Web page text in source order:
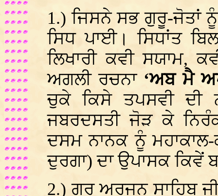
1.) ਜਿਸਨੇ ਸਭ ਗੁਰੂ-ਜੋਤਾਂ
ਸਿਧ ਪਾਈ। ਸਿਧਾਂਤ
ਲਿਖਾਰੀ ਕਵੀ ਸਯਾਮ,
ਅਗਲੀ ਰਚਨਾ ‘ਅਬ ਮੈ
ਚੁਕੇ ਕਿਸੇ ਤਪਸਵੀ ਦੀ
ਜਬਰਦਸਤੀ ਜੋੜ ਕੇ
ਦਸਮ ਨਾਨਕ ਨੂੰ ਮਹਾਕਾਲ-
ਦੁਰਗਾ) ਦਾ ਉਪਾਸਕ ਕਿਵੇਂ
2.) ਗੁਰੂ ਅਰਜਨ ਸਾਹਿਬ